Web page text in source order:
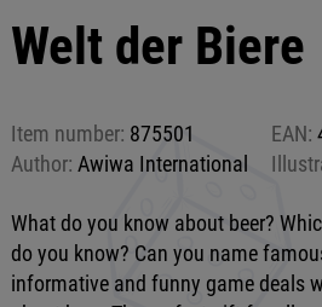
Welt der Biere
Item number: 875501 EAN:
Author: Awiwa International
What do you know about beer?
do you know? Can you name
informative and funny game deals